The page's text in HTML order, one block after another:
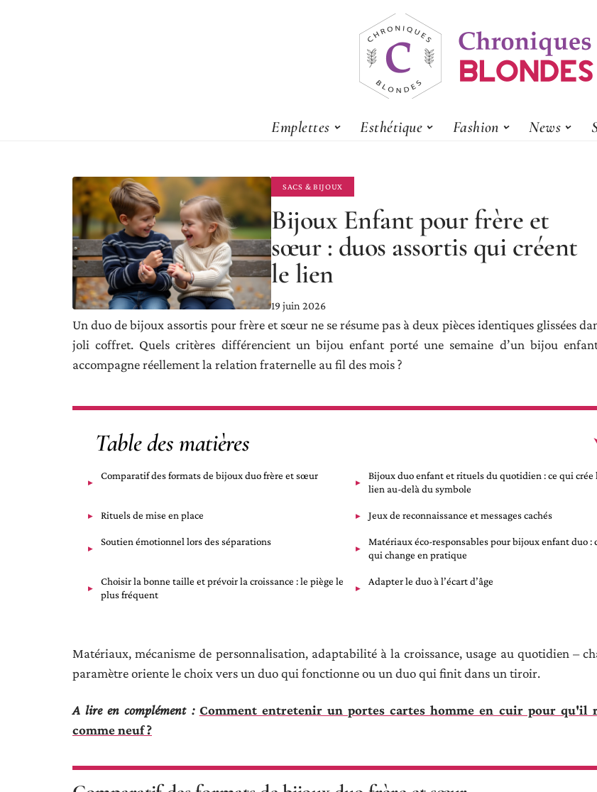
Emplettes Esthétique Fashion News
SACS & BIJOUX
Bijoux Enfant pour frère et
sœur : duos assortis qui créent
le lien
19 juin 2026
Un duo de bijoux assortis pour frère et sœur ne se résume pas à deux pièces identiques glissées
joli coffret. Quels critères différencient un bijou enfant porté une semaine d’un bijou
accompagne réellement la relation fraternelle au fil des mois ?
Table des matières
Comparatif des formats de bijoux duo frère et sœur
Bijoux duo enfant et rituels du quotidien : ce qui crée
lien au-delà du symbole
Rituels de mise en place Jeux de reconnaissance et messages cachés
Soutien émotionnel lors des séparations
Matériaux éco-responsables pour bijoux enfant duo :
qui change en pratique
Choisir la bonne taille et prévoir la croissance : le piège le
plus fréquent
Adapter le duo à l’écart d’âge
Matériaux, mécanisme de personnalisation, adaptabilité à la croissance, usage au quotidien –
paramètre oriente le choix vers un duo qui fonctionne ou un duo qui finit dans un tiroir.
A lire en complément : Comment entretenir un portes cartes homme en cuir pour qu'il
comme neuf ?